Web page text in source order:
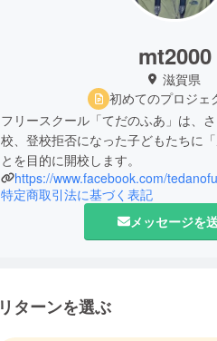
mt2000
滋賀県
初めてのプロジェ
フリースクール「てだのふあ」は、
校、登校拒否になった子どもたちに
とを目的に開校します。
https://www.facebook.com/
特定商取引法に基づく表記
メッセージを
リターンを選ぶ